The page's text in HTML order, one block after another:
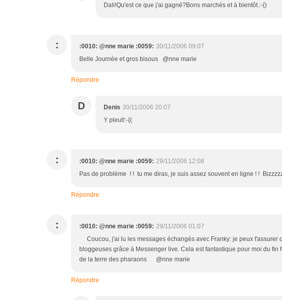
Dali!Qu'est ce que j'ai gagné?Bons marchés et à bientôt.:-{)
: :0010: @nne marie :0059: 30/11/2006 09:07
Belle Journée et gros bisous @nne marie
Répondre
D Denis 30/11/2006 20:07
Y pleut!:-{(
: :0010: @nne marie :0059: 29/11/2006 12:08
Pas de problème ! ! tu me diras, je suis assez souvent en ligne ! !
Répondre
: :0010: @nne marie :0059: 29/11/2006 01:07
Coucou, j'ai lu les messages échangés avec Franky: je peux t'assurer
bloggeuses grâce à Messenger live. Cela est fantastique pour moi du
de la terre des pharaons @nne marie
Répondre